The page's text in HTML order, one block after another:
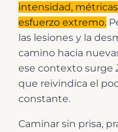
intensidad,
esfuerzo extremo.
las lesiones y la
camino hacia
ese contexto surge
que reivindica el
constante.
Caminar sin prisa,